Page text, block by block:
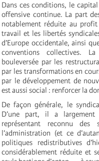
Dans ces conditions, le
offensive continue. La part
notablement réduite au
travail et les libertés
d’Europe occidentale, ainsi
conventions collectives.
bouleversée par les
par les transformations en
par le développement de
est aussi social : renforcer la
De façon générale, le
D’une part, il a
représentant reconnu
l’administration (et ce
politiques redistributives
considérablement réduite et